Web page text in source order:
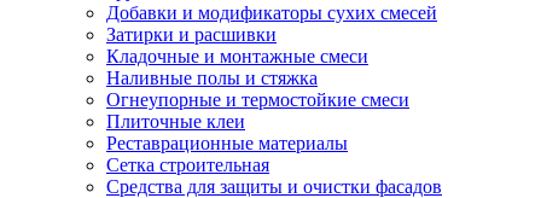
Добавки и модификаторы сухих смесей
Затирки и расшивки
Кладочные и монтажные смеси
Наливные полы и стяжка
Огнеупорные и термостойкие смеси
Плиточные клеи
Реставрационные материалы
Сетка строительная
Средства для защиты и очистки фасадов